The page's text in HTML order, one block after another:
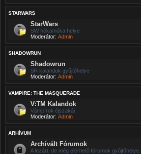
STARWARS
StarWars
SW hókamóka helye
Moderátor: Admin
SHADOWRUN
Shadowrun
SR kalandok gyűjtőhelye
Moderátor: Admin
VAMPIRE: THE MASQUERADE
V:TM Kalandok
Vámpírok éjszakái
Moderátor: Admin
ARHÍVUM
Archívált Fórumok
A lezárt, de még elérhetõ fórumok gyûjtõhelye...